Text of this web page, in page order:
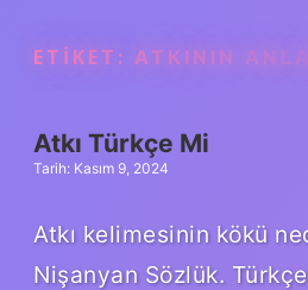
ETIKET: ATKININ
Atkı Türkçe Mi
Tarih: Kasım 9, 2024
Atkı kelimesinin kökü
Nişanyan Sözlük.